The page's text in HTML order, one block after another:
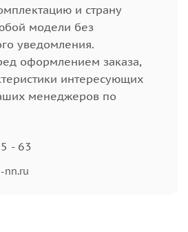
и страну
модели без
уведомления.
оформлением заказа,
интересующих
менеджеров по
- 63
nn.ru